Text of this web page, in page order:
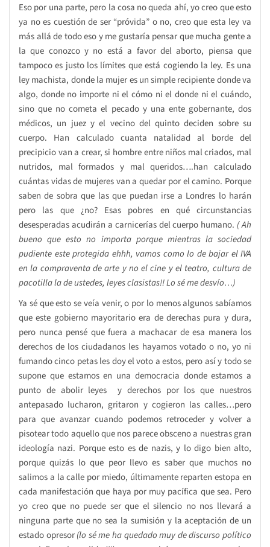
Eso por una parte, pero la cosa no queda ahí, yo creo que esto
ya no es cuestión de ser “próvida” o no, creo que esta ley va
más allá de todo eso y me gustaría pensar que mucha gente a
la que conozco y no está a favor del aborto, piensa que
tampoco es justo los límites que está cogiendo la ley. Es una
ley machista, donde la mujer es un simple recipiente donde va
algo, donde no importe ni el cómo ni el donde ni el cuándo,
sino que no cometa el pecado y una ente gobernante, dos
médicos, un juez y el vecino del quinto deciden sobre su
cuerpo. Han calculado cuanta natalidad al borde del
precipicio van a crear, si hombre entre niños mal criados, mal
nutridos, mal formados y mal queridos….han calculado
cuántas vidas de mujeres van a quedar por el camino. Porque
saben de sobra que las que puedan irse a Londres lo harán
pero las que ¿no? Esas pobres en qué circunstancias
desesperadas acudirán a carnicerías del cuerpo humano. ( Ah
bueno que esto no importa porque mientras la sociedad
pudiente este protegida ehhh, vamos como lo de bajar el IVA
en la compraventa de arte y no el cine y el teatro, cultura de
pacotilla la de ustedes, leyes clasistas!! Lo sé me desvío…)
Ya sé que esto se veía venir, o por lo menos algunos sabíamos
que este gobierno mayoritario era de derechas pura y dura,
pero nunca pensé que fuera a machacar de esa manera los
derechos de los ciudadanos les hayamos votado o no, yo ni
fumando cinco petas les doy el voto a estos, pero así y todo se
supone que estamos en una democracia donde estamos a
punto de abolir leyes y derechos por los que nuestros
antepasado lucharon, gritaron y cogieron las calles…pero
para que avanzar cuando podemos retroceder y volver a
pisotear todo aquello que nos parece obsceno a nuestras gran
ideología nazi. Porque esto es de nazis, y lo digo bien alto,
porque quizás lo que peor llevo es saber que muchos no
salimos a la calle por miedo, últimamente reparten estopa en
cada manifestación que haya por muy pacífica que sea. Pero
yo creo que no puede ser que el silencio no nos llevará a
ninguna parte que no sea la sumisión y la aceptación de un
estado opresor(lo sé me ha quedado muy de discurso político